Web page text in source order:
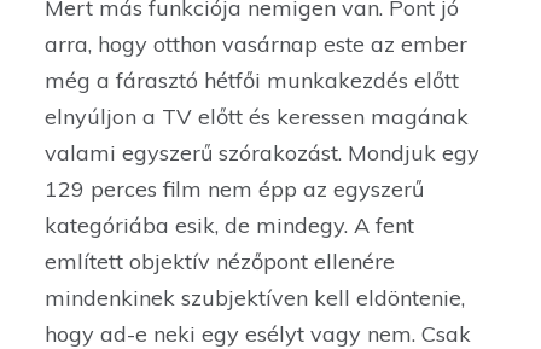
Mert más funkciója nemigen van. Pont jó
arra, hogy otthon vasárnap este az ember
még a fárasztó hétfői munkakezdés előtt
elnyúljon a TV előtt és keressen magának
valami egyszerű szórakozást. Mondjuk egy
129 perces film nem épp az egyszerű
kategóriába esik, de mindegy. A fent
említett objektív nézőpont ellenére
mindenkinek szubjektíven kell eldöntenie,
hogy ad-e neki egy esélyt vagy nem. Csak